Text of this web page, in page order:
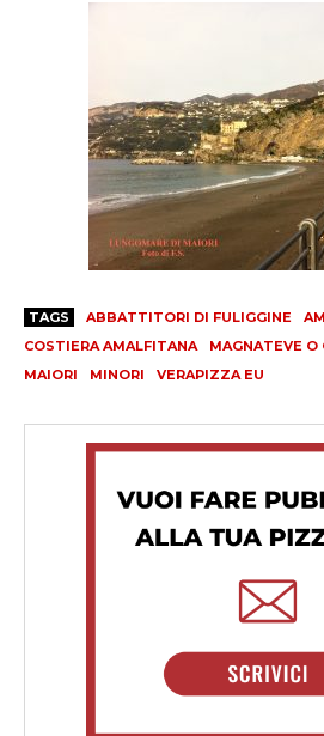
TAGS ABBATTITORI DI FULIGGINE
COSTIERA AMALFITANA
MAGNATEVE
MAIORI
MINORI VERAPIZZA EU